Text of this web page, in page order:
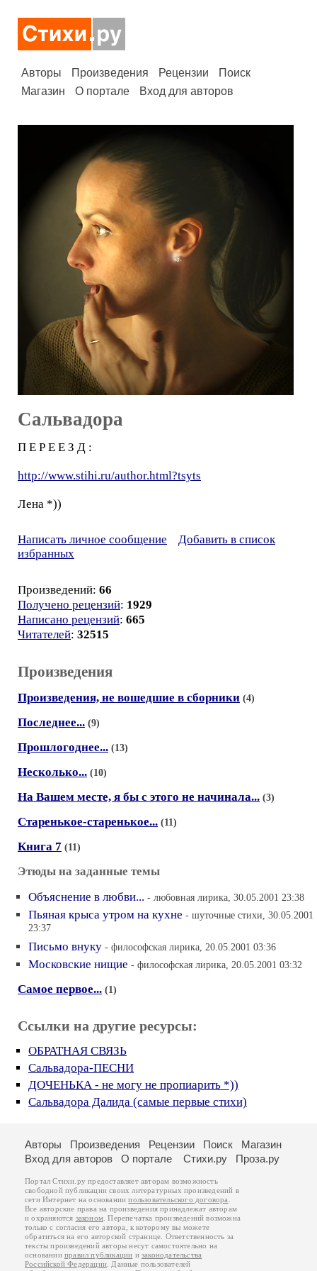
Авторы Произведения Рецензии
Поиск
Магазин
О портале Вход для авторов
Сальвадора
П Е Р Е Е З Д :
http://www.stihi.ru/author.html?tsyts
Лена *))
Написать личное сообщение
Добавить в список
избранных
Произведений: 66
Получено рецензий: 1929
Написано рецензий: 665
Читателей: 32515
Произведения
Произведения, не вошедшие в сборники (4)
Последнее... (9)
Прошлогоднее... (13)
Несколько... (10)
На Вашем месте, я бы с этого не начинала... (3)
Старенькое-старенькое... (11)
Книга 7 (11)
Этюды на заданные темы
Объяснение в любви... - любовная лирика, 30.05.2001 23:38
Пьяная крыса утром на кухне - шуточные стихи, 30.05.2001
23:37
Письмо внуку - философская лирика, 20.05.2001 03:36
Московские нищие - философская лирика, 20.05.2001 03:32
Самое первое... (1)
Ссылки на другие ресурсы:
ОБРАТНАЯ СВЯЗЬ
Сальвадора-ПЕСНИ
ДОЧЕНЬКА - не могу не пропиарить *))
Сальвадора Далида (самые первые стихи)
Авторы Произведения Рецензии Поиск
Магазин
Вход для авторов
О портале Стихи.ру Проза.ру
Портал Стихи.ру предоставляет авторам возможность
свободной публикации своих литературных произведений в
сети Интернет на основаниипользовательского договора
Все авторские права на произведения принадлежат авторам
и охраняются законом . Перепечатка произведений возможна
только с согласия его автора, к которому вы можете
обратиться на его авторской странице. Ответственность за
тексты произведений авторы несут самостоятельно на
основанииправил публикации изаконодательства
Российской Федерации . Данные пользователей